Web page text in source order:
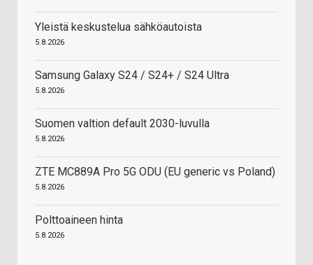
Yleistä keskustelua sähköautoista
5.8.2026
Samsung Galaxy S24 / S24+ / S24 Ultra
5.8.2026
Suomen valtion default 2030-luvulla
5.8.2026
ZTE MC889A Pro 5G ODU (EU generic vs Poland)
5.8.2026
Polttoaineen hinta
5.8.2026